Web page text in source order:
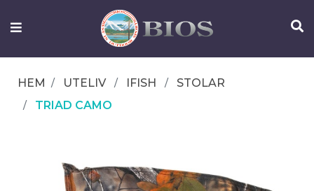
FISKEUTRUSTNING
OM
IFISH
HEM UTELIV IFISH
STOLAR
TRIAD CAMO